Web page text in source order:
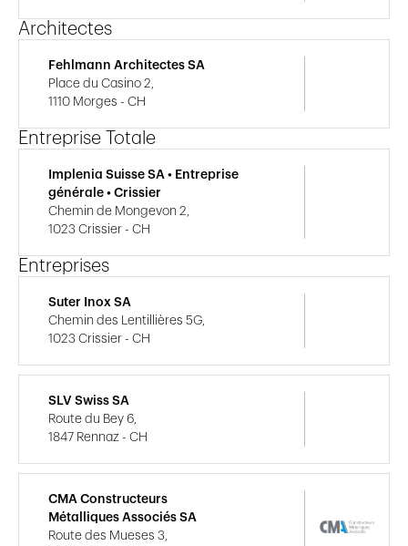
Architectes
Fehlmann Architectes SA
Place du Casino 2,
1110 Morges - CH
Entreprise Totale
Implenia Suisse SA • Entreprise
générale • Crissier
Chemin de Mongevon 2,
1023 Crissier - CH
Entreprises
Suter Inox SA
Chemin des Lentillières 5G,
1023 Crissier - CH
SLV Swiss SA
Route du Bey 6,
1847 Rennaz - CH
CMA Constructeurs
Métalliques Associés SA
Route des Mueses 3,